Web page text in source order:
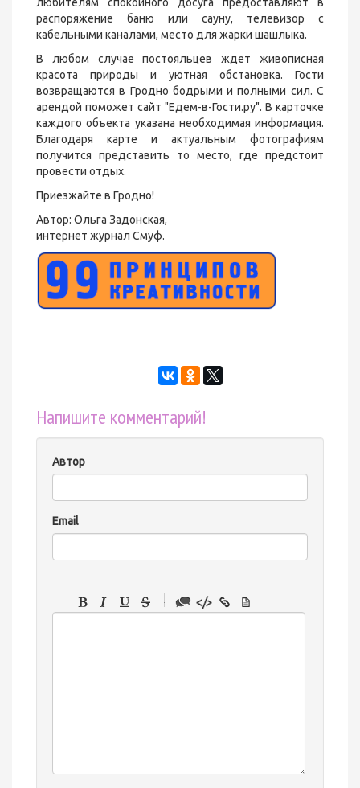
распоряжение баню или сауну, телевизор с
кабельными каналами, место для жарки шашлыка.
В любом случае постояльцев ждет живописная
красота природы и уютная обстановка. Гости
возвращаются в Гродно бодрыми и полными сил. С
арендой поможет сайт "Едем-в-Гости.ру". В карточке
каждого объекта указана необходимая информация.
Благодаря карте и актуальным фотографиям
получится представить то место, где предстоит
провести отдых.
Приезжайте в Гродно!
Автор: Ольга Задонская,
интернет журнал Смуф.
Напишите комментарий!
Автор
Email
-